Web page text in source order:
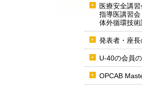
医療安全講習
指導医講習会
体外循環技
発表者・座
U-40の会員
OPCAB